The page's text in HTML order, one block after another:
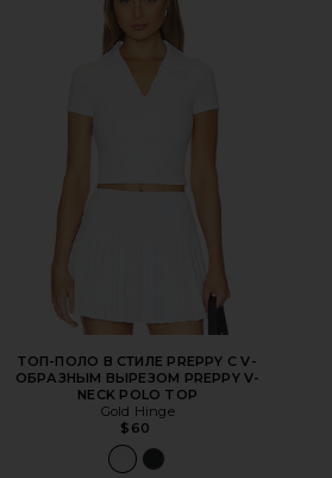
ТОП-ПОЛО В СТИЛЕ PREPPY С V-
ОБРАЗНЫМ ВЫРЕЗОМ PREPPY V-
NECK POLO TOP
Gold Hinge
$60